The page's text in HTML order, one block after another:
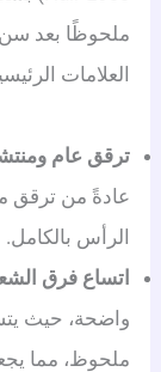
ملحوظًا بعد سن
العلامات
ترقق عام
عادةً من ترقق
الرأس بالكامل.
اتساع فرق الشعر:
واضحة، حيث
ملحوظ، مما